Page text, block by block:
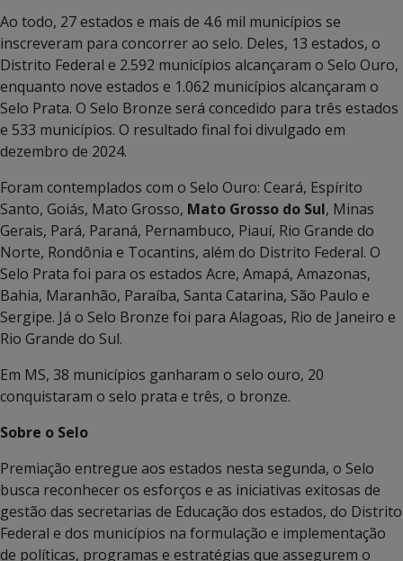
Ao todo, 27 estados e mais de 4.6 mil municípios se
inscreveram para concorrer ao selo. Deles, 13 estados, o
Distrito Federal e 2.592 municípios alcançaram o Selo Ouro,
enquanto nove estados e 1.062 municípios alcançaram o
Selo Prata. O Selo Bronze será concedido para três estados
e 533 municípios. O resultado final foi divulgado em
dezembro de 2024.
Foram contemplados com o Selo Ouro: Ceará, Espírito
Santo, Goiás, Mato Grosso, Mato Grosso do Sul, Minas
Gerais, Pará, Paraná, Pernambuco, Piauí, Rio Grande do
Norte, Rondônia e Tocantins, além do Distrito Federal. O
Selo Prata foi para os estados Acre, Amapá, Amazonas,
Bahia, Maranhão, Paraíba, Santa Catarina, São Paulo e
Sergipe. Já o Selo Bronze foi para Alagoas, Rio de Janeiro e
Rio Grande do Sul.
Em MS, 38 municípios ganharam o selo ouro, 20
conquistaram o selo prata e três, o bronze.
Sobre o Selo
Premiação entregue aos estados nesta segunda, o Selo
busca reconhecer os esforços e as iniciativas exitosas de
gestão das secretarias de Educação dos estados, do Distrito
Federal e dos municípios na formulação e implementação
de políticas, programas e estratégias que assegurem o